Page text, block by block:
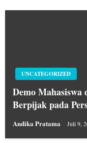
UNCATEGORIZED
Demo Mahasiswa
Berpijak pada
Andika Pratama Juli 9,